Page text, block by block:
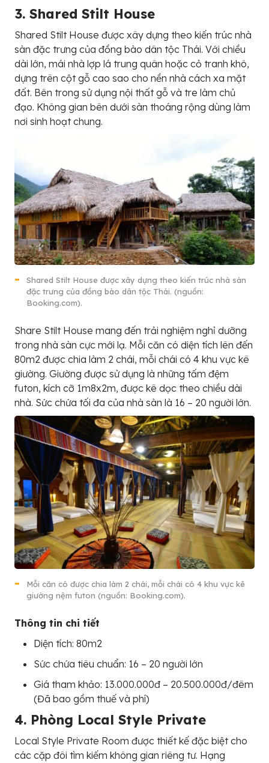
3. Shared Stilt House
Shared Stilt House được xây dựng theo kiến trúc nhà
sàn đặc trưng của đồng bào dân tộc Thái. Với chiều
dài lớn, mái nhà lợp lá trung quân hoặc cỏ tranh khô,
dựng trên cột gỗ cao sao cho nền nhà cách xa mặt
đất. Bên trong sử dụng nội thất gỗ và tre làm chủ
đạo. Không gian bên dưới sàn thoáng rộng dùng làm
nơi sinh hoạt chung.
Shared Stilt House được xây dựng theo kiến trúc nhà sàn
đặc trưng của đồng bào dân tộc Thái. (nguồn:
Booking.com).
Share Stilt House mang đến trải nghiệm nghỉ dưỡng
trong nhà sàn cực mới lạ. Mỗi căn có diện tích lên đến
80m2 được chia làm 2 chái, mỗi chái có 4 khu vực kê
giường. Giường được sử dụng là những tấm đệm
futon, kích cỡ 1m8x2m, được kê dọc theo chiều dài
nhà. Sức chứa tối đa của nhà sàn là 16 – 20 người lớn.
Mỗi căn có được chia làm 2 chái, mỗi chái có 4 khu vực kê
giường nệm futon (nguồn: Booking.com).
Thông tin chi tiết
Diện tích: 80m2
Sức chứa tiêu chuẩn: 16 – 20 người lớn
Giá tham khảo: 13.000.000đ – 20.500.000đ/đêm
(Đã bao gồm thuế và phí)
4. Phòng Local Style Private
Local Style Private Room được thiết kế đặc biệt cho
các cặp đôi tìm kiếm không gian riêng tư. Hạng